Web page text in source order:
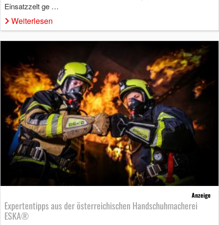
Einsatzzelt ge …
Weiterlesen
Anzeige
Expertentipps aus der österreichischen Handschuhmacherei
ESKA®